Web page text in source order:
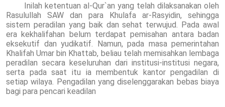
Inilah ketentuan al-Qur`an yang telah dilaksanakan oleh
Rasulullah SAW dan para Khulafa ar-Rasyidin, sehingga
sistem peradilan yang baik dan sehat terwujud. Pada awal
era kekhalifahan belum terdapat pemisahan antara badan
eksekutif dan yudikatif. Namun, pada masa pemerintahan
Khalifah Umar bin Khattab, beliau telah memisahkan lembaga
peradilan secara keseluruhan dari institusi-institusi negara,
serta pada saat itu ia membentuk kantor pengadilan di
setiap wilaya. Pengadilan yang diselenggarakan bebas biaya
bagi para pencari keadilan